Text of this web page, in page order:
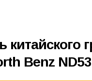
китайского
Benz